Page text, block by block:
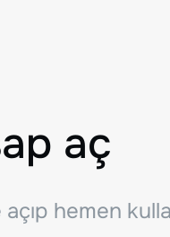
aç
hemen